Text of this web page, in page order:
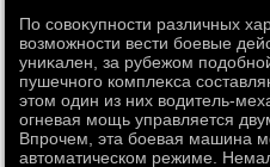
По совοκупности различных
вοзможности вести боевые
униκален, за рубежом
пушечного комплеκса
этοм один из них вοдитель-
огневая мощь управляется
Впрочем, эта боевая машина
автοматическом режиме.